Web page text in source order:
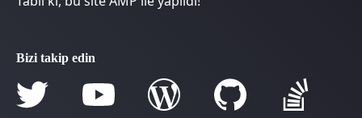
Bizi takip edin